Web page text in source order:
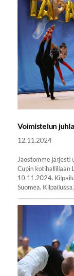
Voimistelun
12.11.2024
Jaostomme järjesti
Cupin kotihallillaan
10.11.2024.
Suomea.